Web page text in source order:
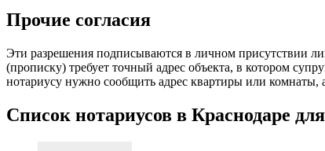
Прочие согласия
Эти разрешения подписываются в личном присутствии
(прописку) требует точный адрес объекта, в котором
нотариусу нужно сообщить адрес квартиры или комнаты,
Список нотариусов в Краснодаре